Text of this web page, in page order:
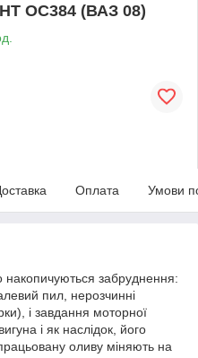
OC384 (ВАЗ 08)
Оплата Умови
накопичуються забруднення:
пил, нерозчинні
і завдання моторної
і як наслідок, його
оливу міняють на